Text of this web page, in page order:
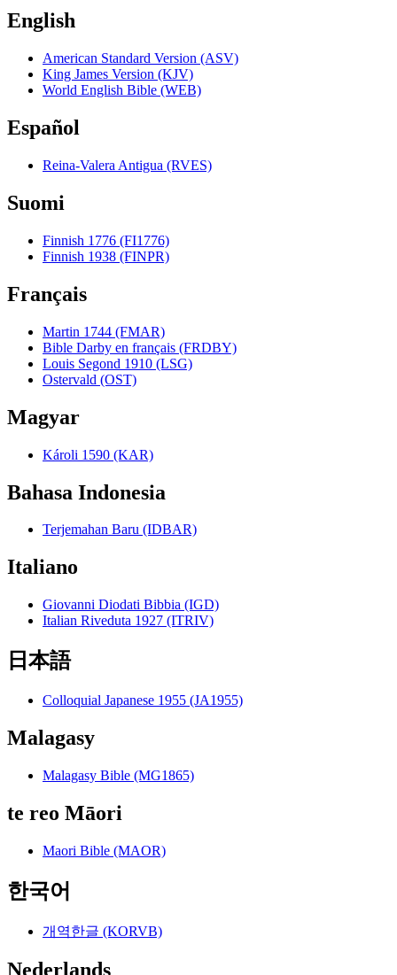
English
American Standard Version (ASV)
King James Version (KJV)
World English Bible (WEB)
Español
Reina-Valera Antigua (RVES)
Suomi
Finnish 1776 (FI1776)
Finnish 1938 (FINPR)
Français
Martin 1744 (FMAR)
Bible Darby en français (FRDBY)
Louis Segond 1910 (LSG)
Ostervald (OST)
Magyar
Károli 1590 (KAR)
Bahasa Indonesia
Terjemahan Baru (IDBAR)
Italiano
Giovanni Diodati Bibbia (IGD)
Italian Riveduta 1927 (ITRIV)
日本語
Colloquial Japanese 1955 (JA1955)
Malagasy
Malagasy Bible (MG1865)
te reo Māori
Maori Bible (MAOR)
한국어
개역한글 (KORVB)
Nederlands